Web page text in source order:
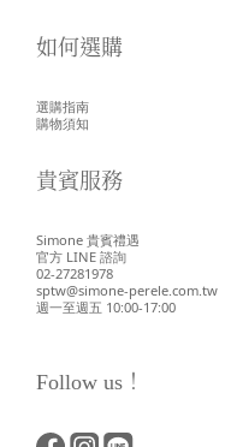
如何選購
選購指南
購物須知
貴賓服務
Simone 貴賓禮遇
官方 LINE 諮詢
02-27281978
sptw@simone-perele.com.tw
週一至週五 10:00-17:00
Follow us！